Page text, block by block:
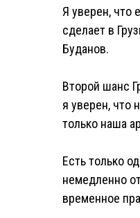
Я уверен, что
сделает в
Буданов.
Второй шанс
я уверен, что
только наша
Есть только
немедленно
временное